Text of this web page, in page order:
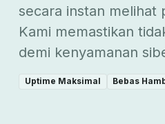
secara instan
Kami memastikan
demi kenyamanan
Uptime Maksimal Bebas